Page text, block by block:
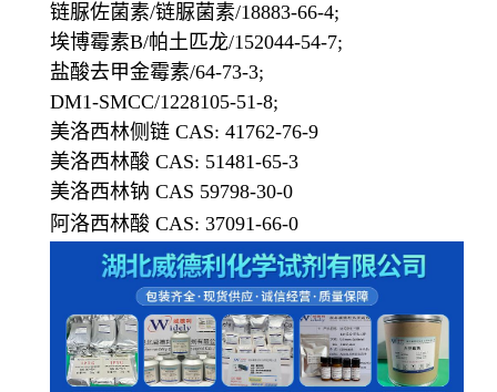
链脲佐菌素/链脲菌素/18883-66-4;
埃博霉素B/帕土匹龙/152044-54-7;
盐酸去甲金霉素/64-73-3;
DM1-SMCC/1228105-51-8;
美洛西林侧链 CAS: 41762-76-9
美洛西林酸 CAS: 51481-65-3
美洛西林钠 CAS 59798-30-0
阿洛西林酸 CAS: 37091-66-0